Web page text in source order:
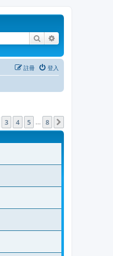
搜尋
登入
註冊
8頁)
3 4 5 8